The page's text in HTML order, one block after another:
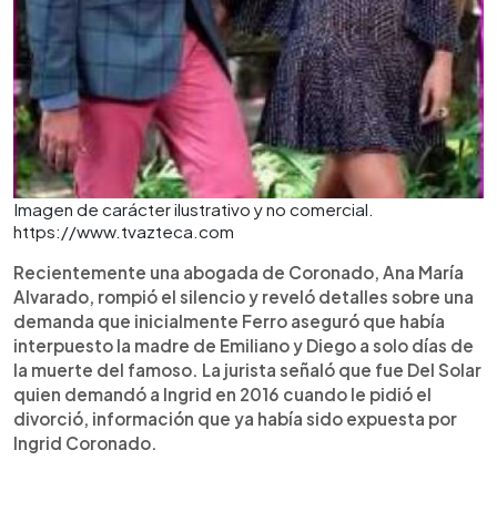
Imagen de carácter ilustrativo y no comercial.
https://www.tvazteca.com
Recientemente una abogada de Coronado, Ana María
Alvarado, rompió el silencio y reveló detalles sobre una
demanda que inicialmente Ferro aseguró que había
interpuesto la madre de Emiliano y Diego a solo días de
la muerte del famoso. La jurista señaló que fue Del Solar
quien demandó a Ingrid en 2016 cuando le pidió el
divorció, información que ya había sido expuesta por
Ingrid Coronado.